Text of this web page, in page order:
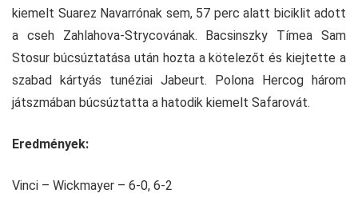
kiemelt Suarez Navarrónak sem, 57 perc alatt biciklit adott
a cseh Zahlahova-Strycovának. Bacsinszky Tímea Sam
Stosur búcsúztatása után hozta a kötelezőt és kiejtette a
szabad kártyás tunéziai Jabeurt. Polona Hercog három
játszmában búcsúztatta a hatodik kiemelt Safarovát.
Eredmények:
Vinci – Wickmayer – 6-0, 6-2